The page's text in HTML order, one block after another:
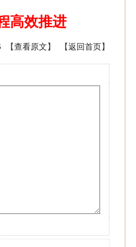
高效推进
【查看原文】 【返回首页】